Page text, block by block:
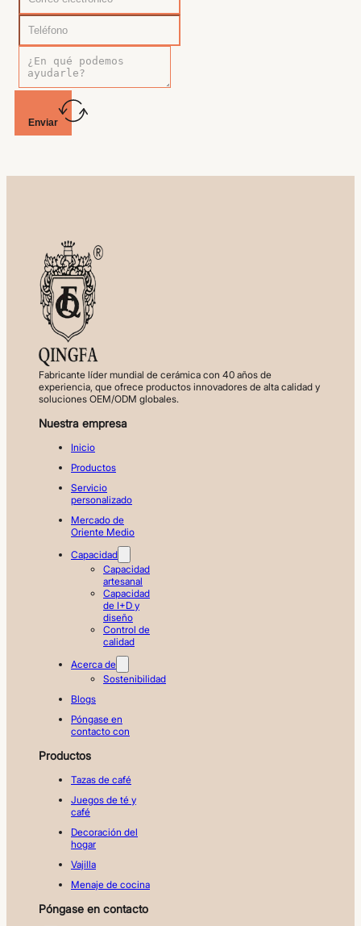
Enviar
Fabricante líder mundial de cerámica con 40 años de
experiencia, que ofrece productos innovadores de alta calidad y
soluciones OEM/ODM globales.
Nuestra empresa
Inicio
Productos
Servicio
personalizado
Mercado de
Oriente Medio
Capacidad
Capacidad
artesanal
Capacidad
de I+D y
diseño
Control de
calidad
Acerca de
Sostenibilidad
Blogs
Póngase en
contacto con
Productos
Tazas de café
Juegos de té y
café
Decoración del
hogar
Vajilla
Menaje de cocina
Póngase en contacto